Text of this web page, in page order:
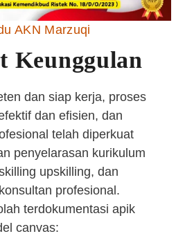
AKN Marzuqi
Keunggulan
dan siap kerja, proses
dan efisien, dan
telah diperkuat
penyelarasan kurikulum
upskilling, dan
profesional.
terdokumentasi apik
canvas: